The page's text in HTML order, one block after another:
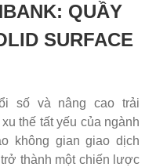
QUẦY
SURFACE
số và nâng cao trải
thế tất yếu của ngành
không gian giao dịch
thành một chiến lược